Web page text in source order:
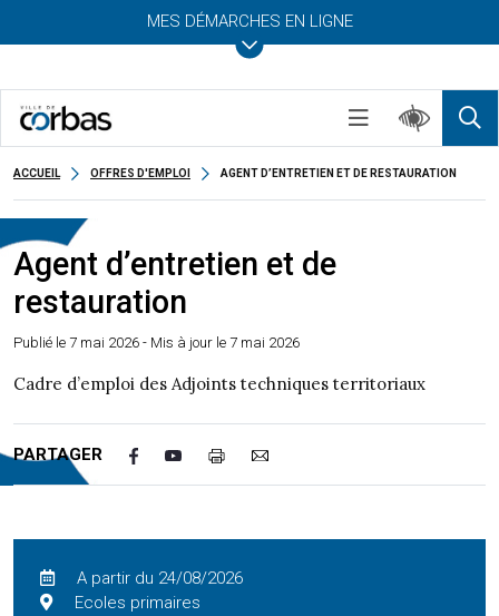
MES DÉMARCHES EN LIGNE
ACCUEIL OFFRES D'EMPLOI AGENT D’ENTRETIEN ET DE RESTAURATION
Agent d’entretien et de
restauration
Publié le 7 mai 2026 - Mis à jour le 7 mai 2026
Cadre d’emploi des Adjoints techniques territoriaux
PARTAGER
A partir du 24/08/2026
Ecoles primaires